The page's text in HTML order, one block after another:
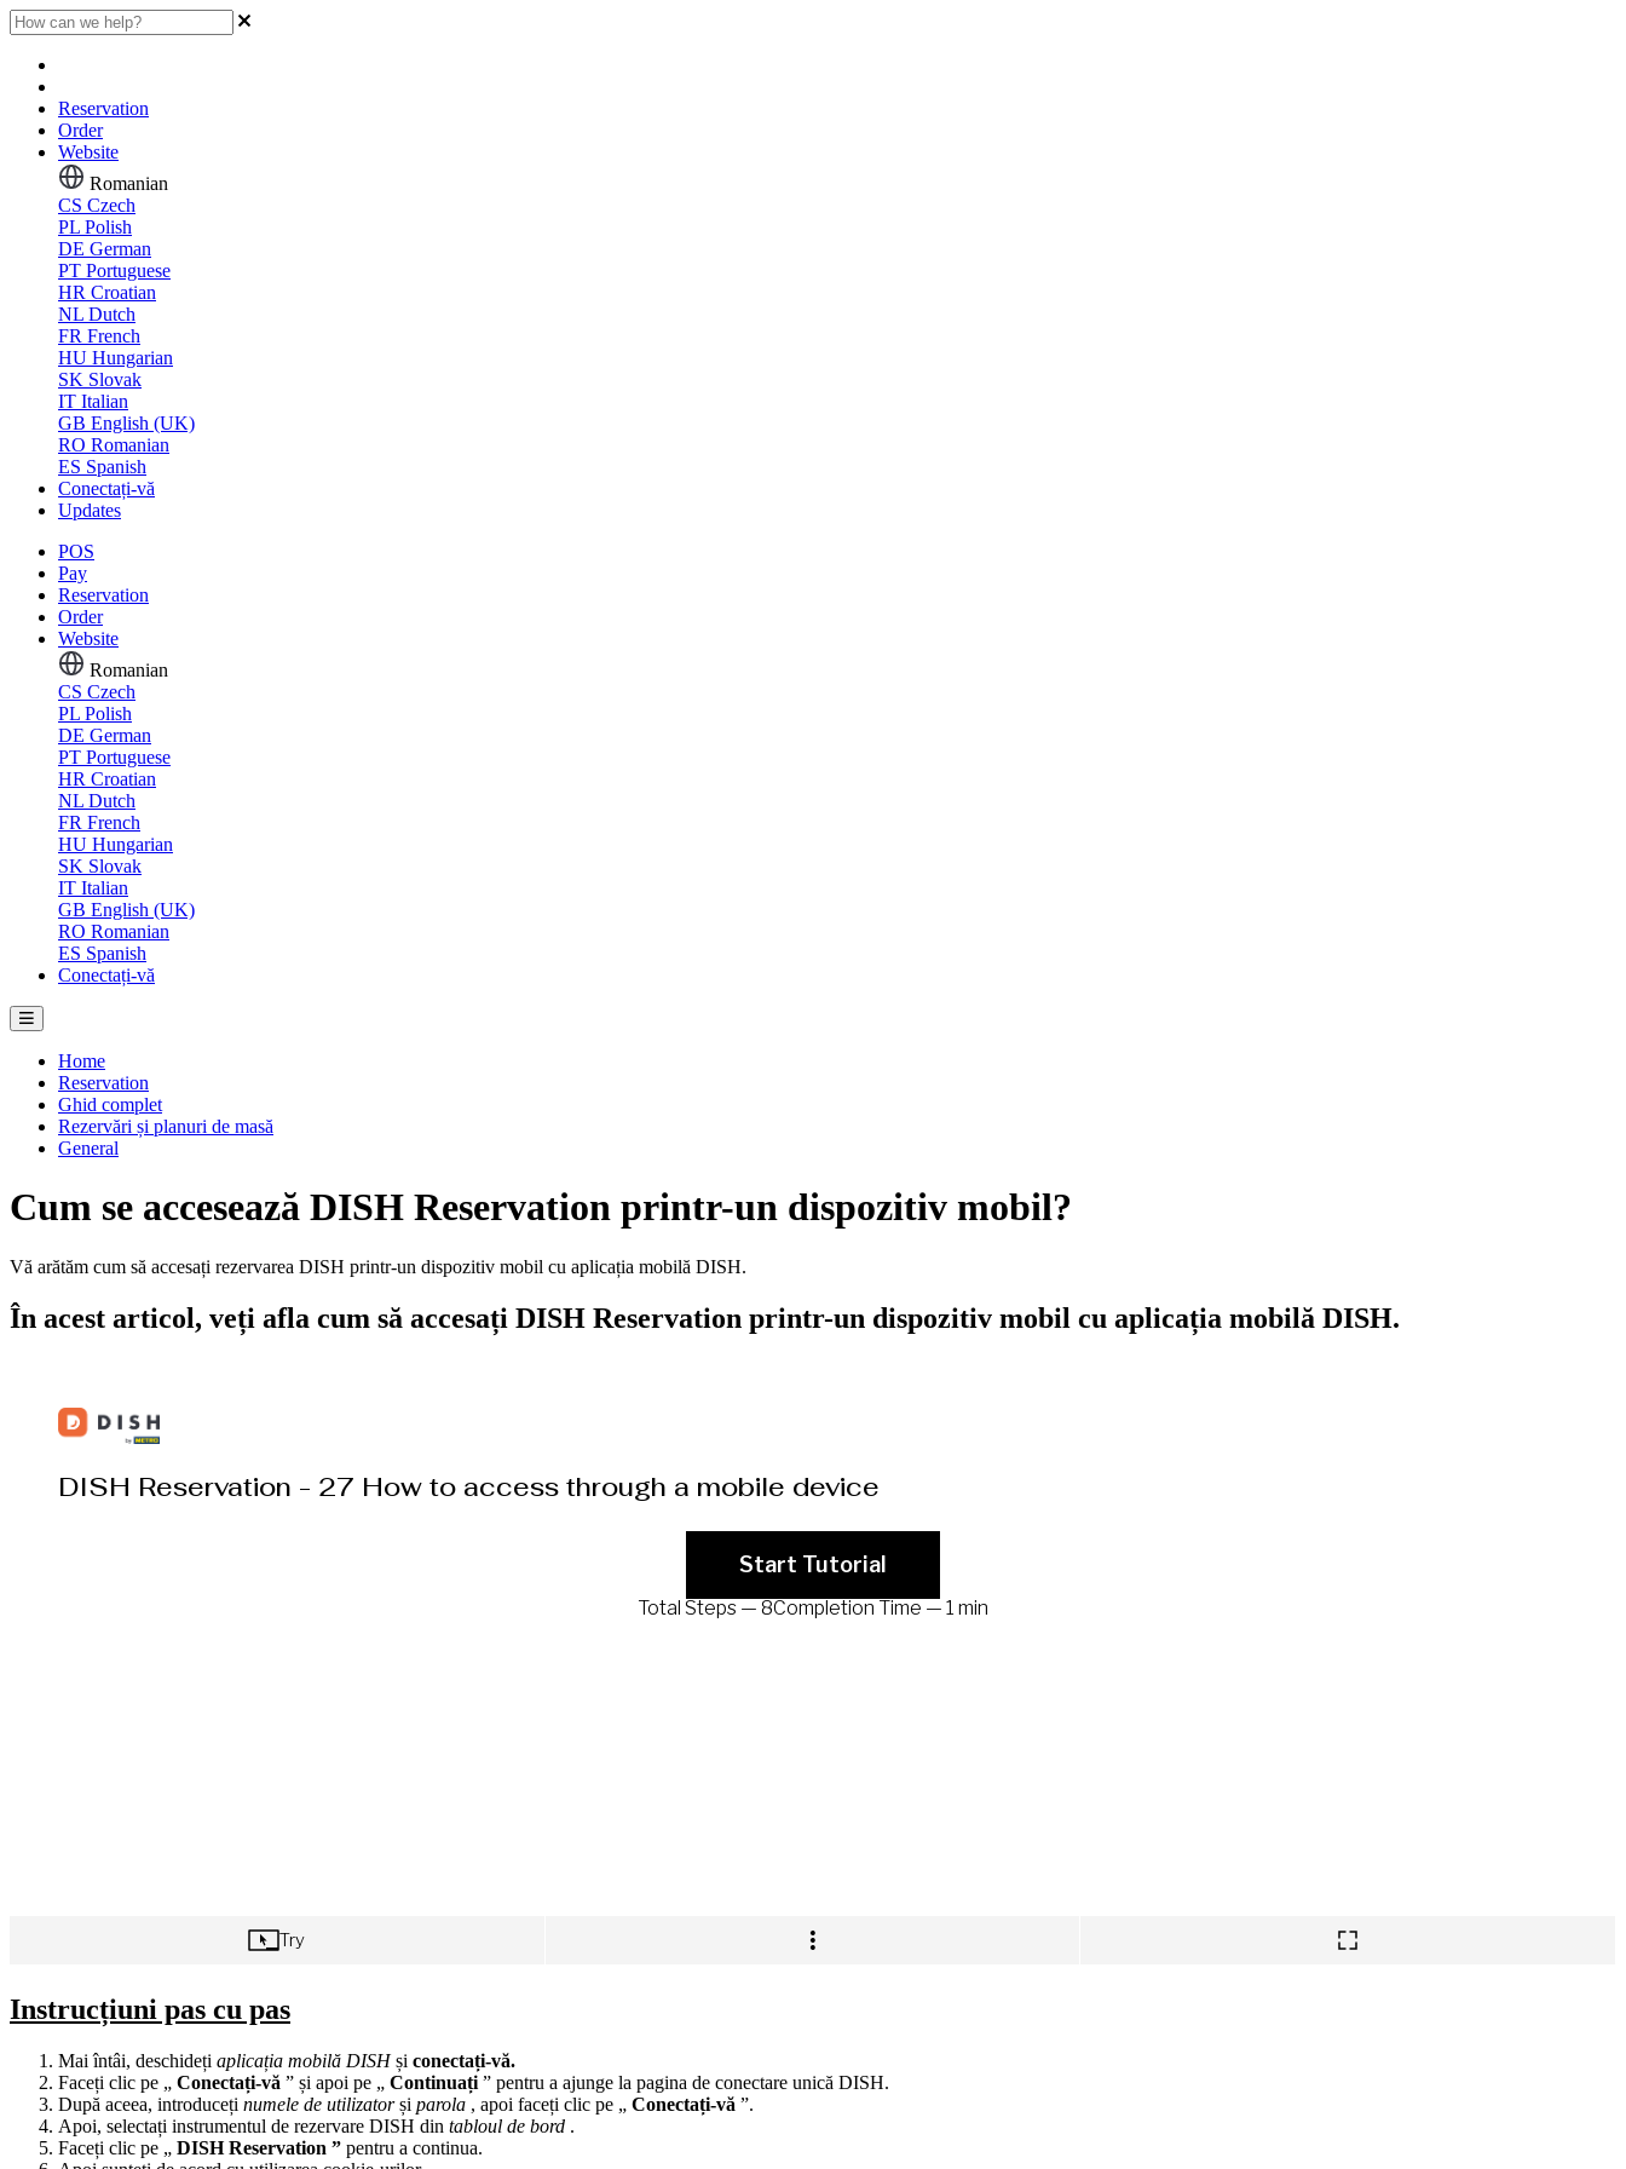
Reservation
Order
Website
Romanian
CS Czech
PL Polish
DE German
PT Portuguese
HR Croatian
NL Dutch
FR French
HU Hungarian
SK Slovak
IT Italian
GB English (UK)
RO Romanian
ES Spanish
Conectați-vă
Updates
POS
Pay
Reservation
Order
Website
Romanian
CS Czech
PL Polish
DE German
PT Portuguese
HR Croatian
NL Dutch
FR French
HU Hungarian
SK Slovak
IT Italian
GB English (UK)
RO Romanian
ES Spanish
Conectați-vă
Home
Reservation
Ghid complet
Rezervări și planuri de masă
General
Cum se accesează DISH Reservation printr-un dispozitiv mobil?
Vă arătăm cum să accesați rezervarea DISH printr-un dispozitiv mobil cu aplicația mobilă DISH.
În acest articol, veți afla cum să accesați DISH Reservation printr-un dispozitiv mobil cu aplicația mobilă DISH.
Instrucțiuni pas cu pas
Mai întâi, deschideți aplicația mobilă DISHși conectați-vă.
Faceți clic pe „ Conectați-vă ” și apoi pe „ Continuați ” pentru a ajunge la pagina de conectare unică DISH.
După aceea, introduceți numele de utilizatorși parola , apoi faceți clic pe „ Conectați-vă ”.
Apoi, selectați instrumentul de rezervare DISH din tabloul de bord .
Faceți clic pe „ DISH Reservation ” pentru a continua.